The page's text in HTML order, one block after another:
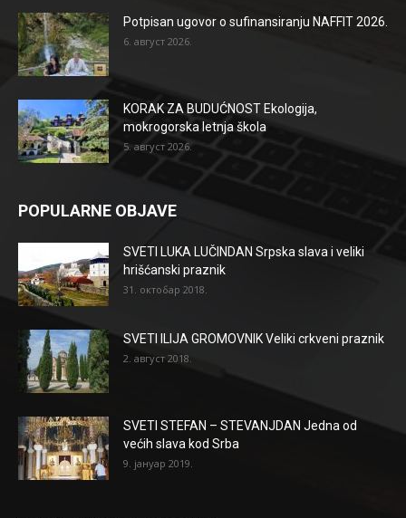
Potpisan ugovor o sufinansiranju NAFFIT 2026.
6. август 2026.
KORAK ZA BUDUĆNOST Ekologija,
mokrogorska letnja škola
5. август 2026.
POPULARNE OBJAVE
SVETI LUKA LUČINDAN Srpska slava i veliki
hrišćanski praznik
31. октобар 2018.
SVETI ILIJA GROMOVNIK Veliki crkveni praznik
2. август 2018.
SVETI STEFAN – STEVANJDAN Jedna od
većih slava kod Srba
9. јануар 2019.